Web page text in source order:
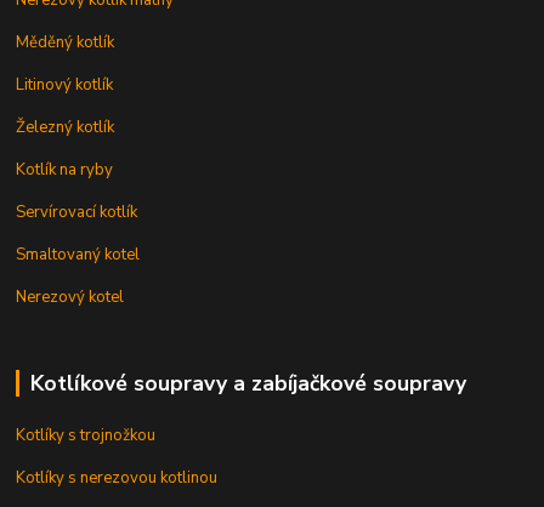
Měděný kotlík
Litinový kotlík
Železný kotlík
Kotlík na ryby
Servírovací kotlík
Smaltovaný kotel
Nerezový kotel
Kotlíkové soupravy a zabíjačkové soupravy
Kotlíky s trojnožkou
Kotlíky s nerezovou kotlinou